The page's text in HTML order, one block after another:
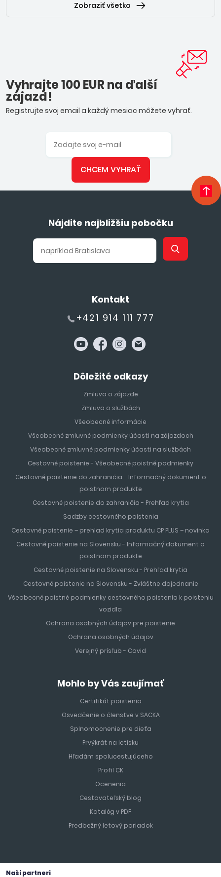
Zobraziť všetko
Vyhrajte 100 EUR na ďalší
zájazd!
Registrujte svoj email a každý mesiac môžete vyhrať.
CHCEM VYHRAŤ
Nájdite najbližšiu pobočku
Kontakt
+421 914 111 777
Dôležité odkazy
Zmluva o zájazde
Zmluva o službách
Všeobecné informácie
Všeobecné zmluvné podmienky účasti na zájazdoch
Všeobecné zmluvné podmienky účasti na službách
Cestovné poistenie - Všeobecné poistné podmienky
Cestovné poistenie do zahraničia - Informačný dokument o
poistnom produkte
Cestovné poistenie do zahraničia - Prehľad krytia
Sadzby cestovného poistenia
Cestovné poistenie – prehlad krytia produktu CP PLUS – novinka
Cestovné poistenie na Slovensku - Informačný dokument o
poistnom produkte
Cestovné poistenie na Slovensku - Prehľad krytia
Cestovné poistenie na Slovensku - Zvláštne dojednanie
Všeobecné poistné podmienky cestovného poistenia k poisteniu
vozidla
Ochrana osobných údajov pre poistenie
Ochrana osobných údajov
Verejný prísľub - Covid
Mohlo by Vás zaujímať
Certifikát poistenia
Osvedčenie o členstve v SACKA
Splnomocnenie pre dieťa
Prvýkrát na letisku
Hľadám spolucestujúceho
Profil CK
Ocenenia
Cestovateľský blog
Katalóg v PDF
Predbežný letový poriadok
Naši partneri